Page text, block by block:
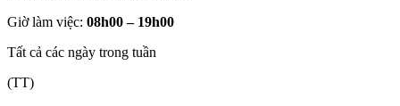
Giờ làm việc: 08h00 – 19h00
Tất cả các ngày trong tuần
(TT)